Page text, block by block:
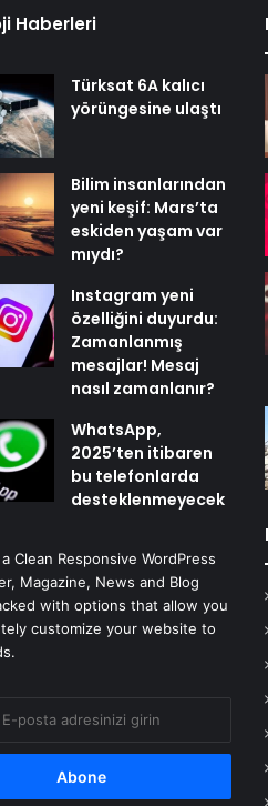
Haberleri
Türksat 6A kalıcı
yörüngesine ulaştı
Bilim insanlarından
yeni keşif: Mars’ta
eskiden yaşam var
mıydı?
Instagram yeni
özelliğini duyurdu:
Zamanlanmış
mesajlar! Mesaj
nasıl zamanlanır?
WhatsApp,
2025’ten itibaren
bu telefonlarda
desteklenmeyecek
Clean Responsive WordPress
Magazine, News and Blog
with options that allow you
customize your website to